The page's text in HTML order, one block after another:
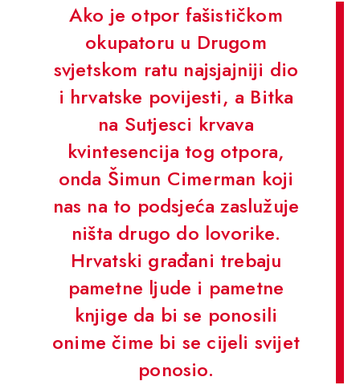
Ako je otpor fašističkom
okupatoru u Drugom
svjetskom ratu najsjajniji dio
i hrvatske povijesti, a Bitka
na Sutjesci krvava
kvintesencija tog otpora,
onda Šimun Cimerman koji
nas na to podsjeća zaslužuje
ništa drugo do lovorike.
Hrvatski građani trebaju
pametne ljude i pametne
knjige da bi se ponosili
onime čime bi se cijeli svijet
ponosio.